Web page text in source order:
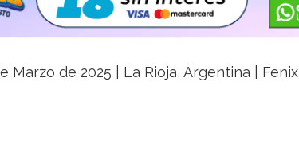
Marzo de 2025 | La Rioja, Argentina | Fenix